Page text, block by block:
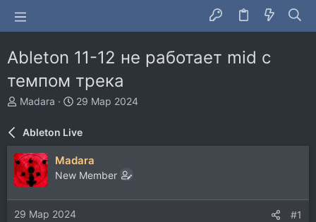
Ableton 11-12 не работает mid с
темпом трека
А
р
т
е
ы
Madara
Д
н
а
ч
29 Мар 2024
Ableton Live
Madara
New Member
29 Мар 2024 #1